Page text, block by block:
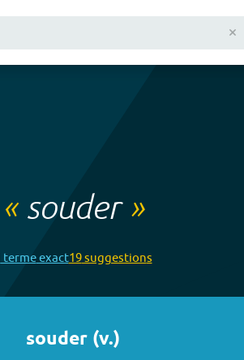
« souder»
termeexact19suggestions
souder (v.)